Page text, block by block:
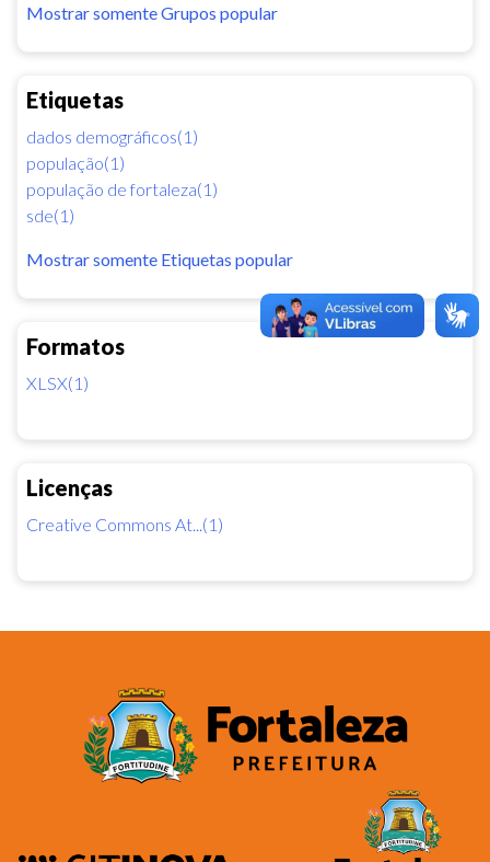
Mostrar somente Grupos popular
Etiquetas
dados demográficos(1)
população(1)
população de fortaleza(1)
sde(1)
Mostrar somente Etiquetas popular
Formatos
XLSX(1)
Licenças
Creative Commons At...(1)